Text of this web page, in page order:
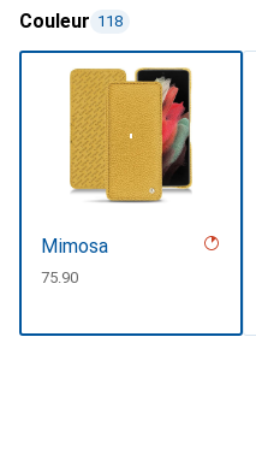
Couleur 118
Mimosa
CHF
75.90